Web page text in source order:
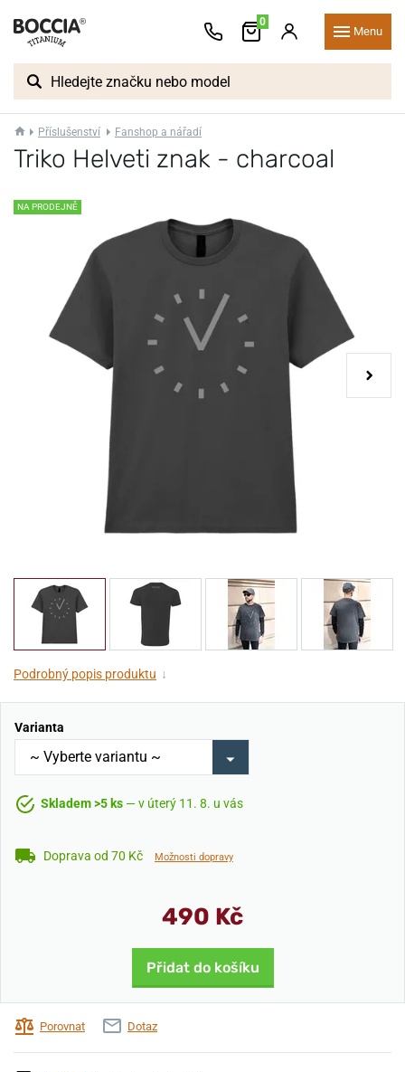
0
Menu
Příslušenství Fanshop a nářadí
Triko Helveti znak - charcoal
NA PRODEJNĚ
Podrobný popis produktu ↓
Varianta
Skladem >5 ks — v úterý 11. 8. u vás
Doprava od 70 Kč Možnosti dopravy
490 Kč
Přidat do košíku
Porovnat Dotaz